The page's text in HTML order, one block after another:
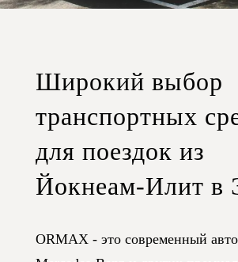
Широкий выбор
транспортных
для поездок из
Йокнеам-Илит в
ORMAX - это современный